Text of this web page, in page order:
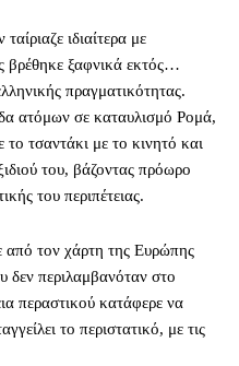
ιδιαίτερα με
βρέθηκε ξαφνικά εκτός…
πραγματικότητας.
ατόμων σε καταυλισμό Ρομά,
τσαντάκι με το κινητό και
του, βάζοντας πρόωρο
του περιπέτειας.
από τον χάρτη της Ευρώπης
δεν περιλαμβανόταν στο
περαστικού κατάφερε να
το περιστατικό, με τις